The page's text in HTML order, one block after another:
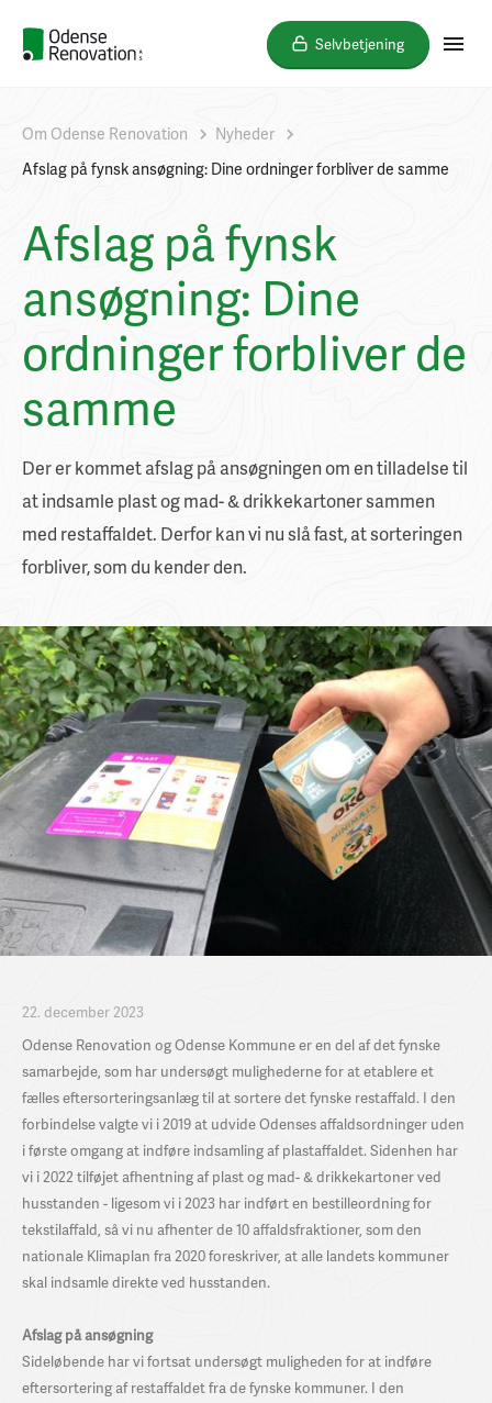
Selvbetjening
Om Odense Renovation
Nyheder
Afslag på fynsk ansøgning: Dine ordninger forbliver de samme
Afslag på fynsk
ansøgning: Dine
ordninger forbliver de
samme
Der er kommet afslag på ansøgningen om en tilladelse til
at indsamle plast og mad- & drikkekartoner sammen
med restaffaldet. Derfor kan vi nu slå fast, at sorteringen
forbliver, som du kender den.
22. december 2023
Odense Renovation og Odense Kommune er en del af det fynske
samarbejde, som har undersøgt mulighederne for at etablere et
fælles eftersorteringsanlæg til at sortere det fynske restaffald. I den
forbindelse valgte vi i 2019 at udvide Odenses affaldsordninger uden
i første omgang at indføre indsamling af plastaffaldet. Sidenhen har
vi i 2022 tilføjet afhentning af plast og mad- & drikkekartoner ved
husstanden - ligesom vi i 2023 har indført en bestilleordning for
tekstilaffald, så vi nu afhenter de 10 affaldsfraktioner, som den
nationale Klimaplan fra 2020 foreskriver, at alle landets kommuner
skal indsamle direkte ved husstanden.
Afslag på ansøgning
Sideløbende har vi fortsat undersøgt muligheden for at indføre
eftersortering af restaffaldet fra de fynske kommuner. I den